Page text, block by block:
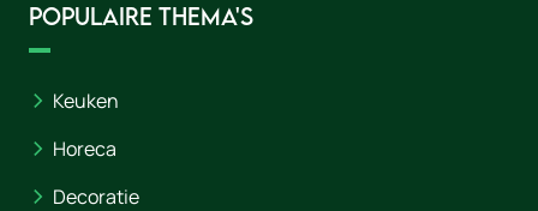
Populaire thema's
Keuken
Horeca
Decoratie